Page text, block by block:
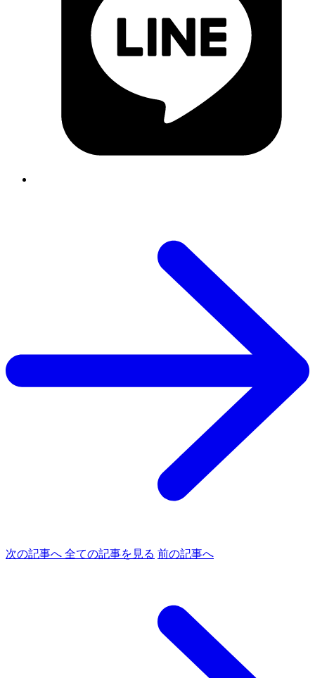
次の記事へ 全ての記事を見る 前の記事へ